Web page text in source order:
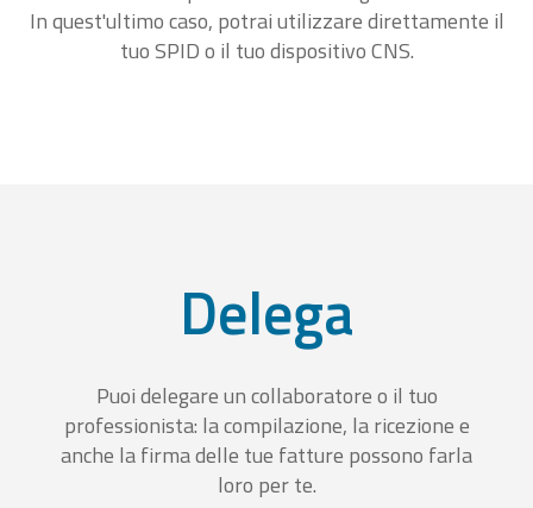
In quest'ultimo caso, potrai utilizzare direttamente il
tuo SPID o il tuo dispositivo CNS.
Delega
Puoi delegare un collaboratore o il tuo
professionista: la compilazione, la ricezione e
anche la firma delle tue fatture possono farla
loro per te.